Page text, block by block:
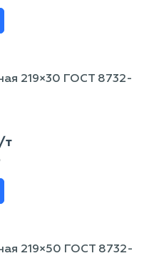
219×30 ГОСТ 8732-
/т
219×50 ГОСТ 8732-